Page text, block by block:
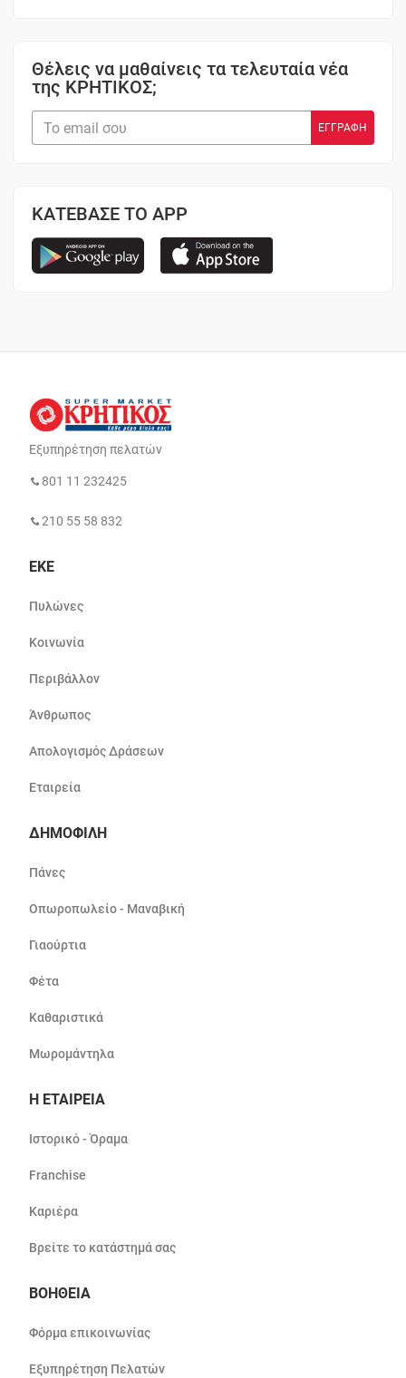
Θέλεις να μαθαίνεις τα τελευταία νέα
της ΚΡΗΤΙΚΟΣ;
ΚΑΤΕΒΑΣΕ ΤΟ APP
Εξυπηρέτηση πελατών
801 11 232425
210 55 58 832
ΕΚΕ
Πυλώνες
Κοινωνία
Περιβάλλον
Άνθρωπος
Απολογισμός Δράσεων
Εταιρεία
ΔΗΜΟΦΙΛΗ
Πάνες
Οπωροπωλείο - Μαναβική
Γιαούρτια
Φέτα
Καθαριστικά
Μωρομάντηλα
Η ΕΤΑΙΡΕΙΑ
Ιστορικό - Όραμα
Franchise
Καριέρα
Βρείτε το κατάστημά σας
ΒΟΗΘΕΙΑ
Φόρμα επικοινωνίας
Εξυπηρέτηση Πελατών